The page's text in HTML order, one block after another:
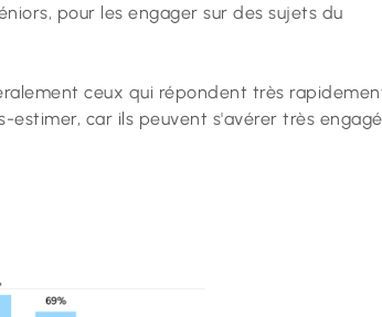
pour les engager sur des sujets du
ceux qui répondent très
estimer, car ils peuvent s'avérer très